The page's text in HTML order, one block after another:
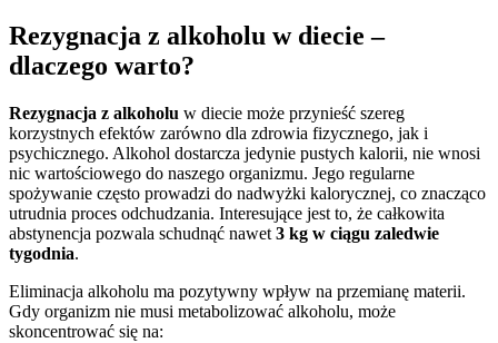
Rezygnacja z alkoholu w diecie –
dlaczego warto?
Rezygnacja z alkoholu w diecie może przynieść szereg
korzystnych efektów zarówno dla zdrowia fizycznego, jak i
psychicznego. Alkohol dostarcza jedynie pustych kalorii, nie wnosi
nic wartościowego do naszego organizmu. Jego regularne
spożywanie często prowadzi do nadwyżki kalorycznej, co znacząco
utrudnia proces odchudzania. Interesujące jest to, że całkowita
abstynencja pozwala schudnąć nawet 3 kg w ciągu zaledwie
tygodnia.
Eliminacja alkoholu ma pozytywny wpływ na przemianę materii.
Gdy organizm nie musi metabolizować alkoholu, może
skoncentrować się na: